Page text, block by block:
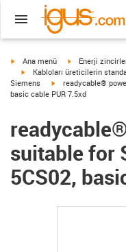
igus-icon-arrow-right
Ana menü igus-icon-
Enerji
igus-icon-arrow-right
Kabloları üreticilerin
Siemens
igus-icon-arrow-right
readycable®
basic cable PUR 7.5xd
suitable for
5CS02,